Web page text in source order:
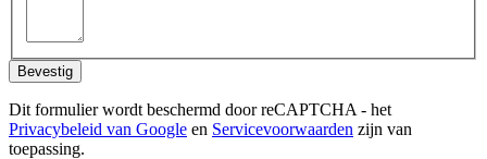
Bevestig
Dit formulier wordt beschermd door reCAPTCHA - het
Privacybeleid van Google en Servicevoorwaarden zijn van
toepassing.